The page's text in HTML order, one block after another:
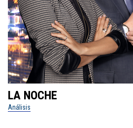
LA NOCHE
Análisis